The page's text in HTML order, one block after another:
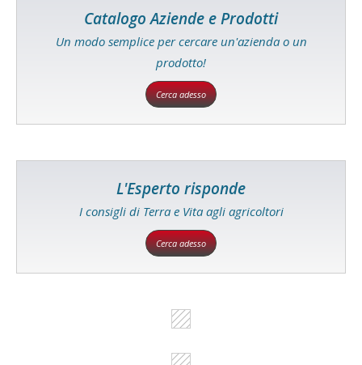
Catalogo Aziende e Prodotti
Un modo semplice per cercare un'azienda o un
prodotto!
Cerca adesso
L'Esperto risponde
I consigli di Terra e Vita agli agricoltori
Cerca adesso